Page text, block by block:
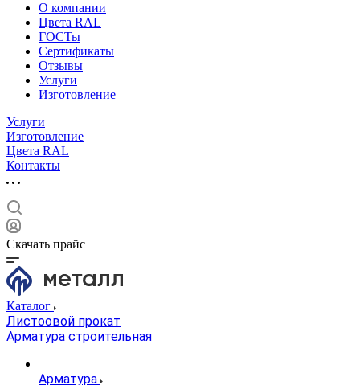
О компании
Цвета RAL
ГОСТы
Сертификаты
Отзывы
Услуги
Изготовление
Услуги
Изготовление
Цвета RAL
Контакты
Скачать прайс
Каталог
Листоовой прокат
Арматура строительная
Арматура